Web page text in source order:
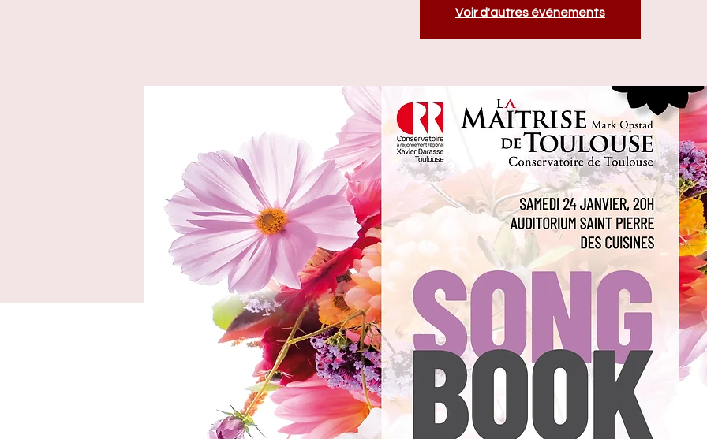
Voir d'autres événements